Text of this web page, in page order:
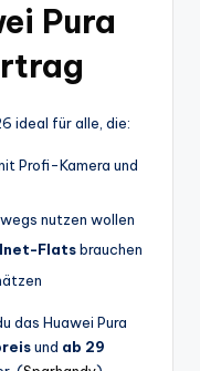
Pura
ideal für alle, die:
Profi-Kamera und
nutzen wollen
Flatsbrauchen
das Huawei Pura
und ab 29